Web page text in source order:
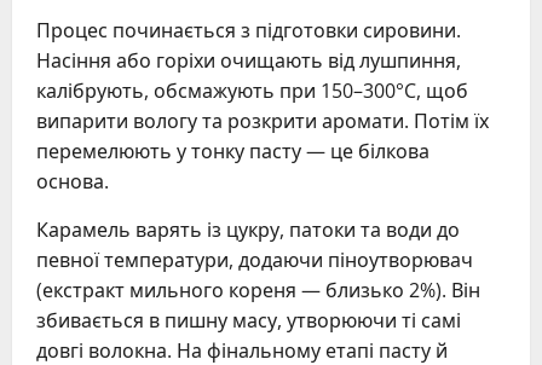
Процес починається з підготовки сировини.
Насіння або горіхи очищають від лушпиння,
калібрують, обсмажують при 150–300°C, щоб
випарити вологу та розкрити аромати. Потім їх
перемелюють у тонку пасту — це білкова
основа.
Карамель варять із цукру, патоки та води до
певної температури, додаючи піноутворювач
(екстракт мильного кореня — близько 2%). Він
збивається в пишну масу, утворюючи ті самі
довгі волокна. На фінальному етапі пасту й